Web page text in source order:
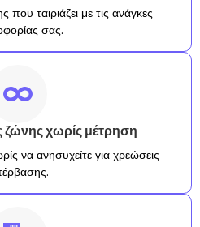
που ταιριάζει με τις ανάγκες
σας.
ζώνης χωρίς μέτρηση
να ανησυχείτε για χρεώσεις